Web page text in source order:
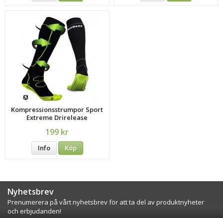
Kompressionsstrumpor Sport
Extreme Drirelease
199 kr
Info Köp
Nyhetsbrev
Prenumerera på vårt nyhetsbrev för att ta del av produktnyheter
och erbjudanden!